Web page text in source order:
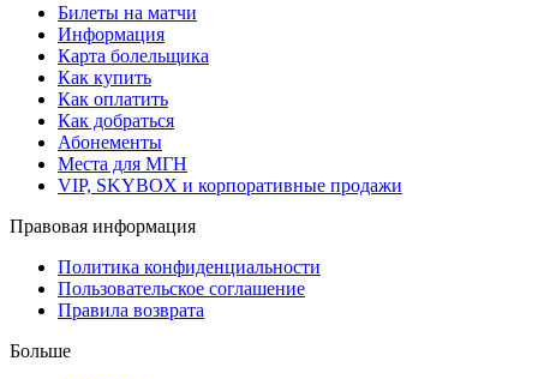
Билеты на матчи
Информация
Карта болельщика
Как купить
Как оплатить
Как добраться
Абонементы
Места для МГН
VIP, SKYBOX и корпоративные продажи
Правовая информация
Политика конфиденциальности
Пользовательское соглашение
Правила возврата
Больше